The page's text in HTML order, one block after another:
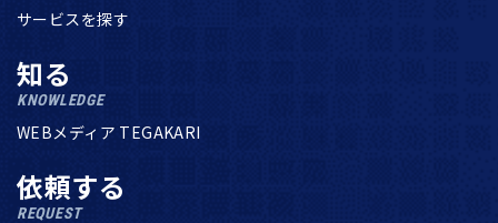
サービスを探す
知る
KNOWLEDGE
WEBメディア TEGAKARI
依頼する
REQUEST